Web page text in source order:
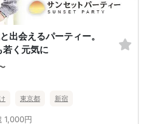
出会えるパーティー。
若く元気に
東京都 新宿
1,000円